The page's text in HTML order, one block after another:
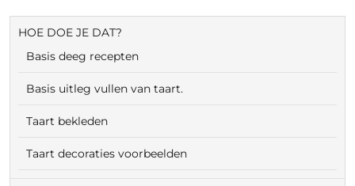
HOE DOE JE DAT?
Basis deeg recepten
Basis uitleg vullen van taart.
Taart bekleden
Taart decoraties voorbeelden